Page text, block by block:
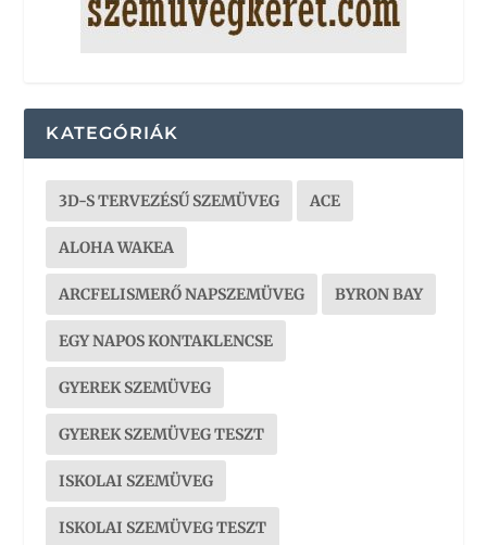
KATEGÓRIÁK
3D-S TERVEZÉSŰ SZEMÜVEG ACE
ALOHA WAKEA
ARCFELISMERŐ NAPSZEMÜVEG BYRON BAY
EGY NAPOS KONTAKLENCSE
GYEREK SZEMÜVEG
GYEREK SZEMÜVEG TESZT
ISKOLAI SZEMÜVEG
ISKOLAI SZEMÜVEG TESZT